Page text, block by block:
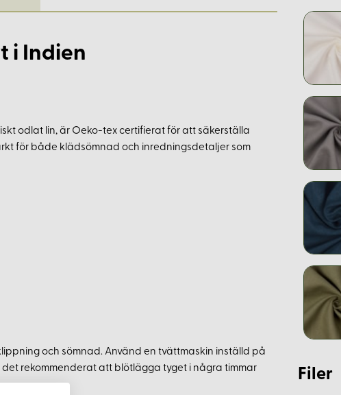
i Indien
odlat lin, är Oeko-tex certifierat för att säkerställa
för både klädsömnad och inredningsdetaljer som
och sömnad. Använd en tvättmaskin inställd på
det rekommenderat att blötlägga tyget i några timmar
Filer